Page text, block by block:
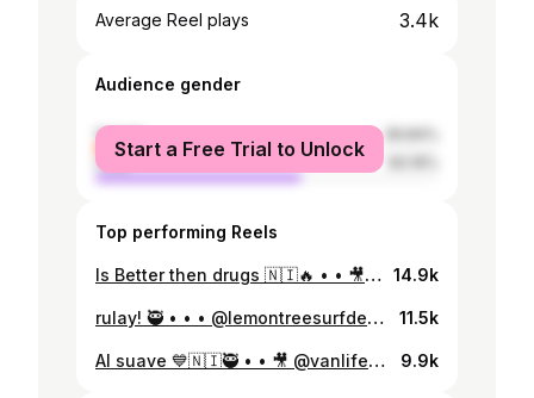
Average Reel plays 3.4k
Audience gender
female
male
Start a Free Trial to Unlock
Top performing Reels
Is Better then drugs 🇳🇮🔥 • • 🎥 @jersson_barboza_photos • • #nicaragua #surfing #paradise #memories #surf #surfline #waves #swell #beach #barrel 14.9k
rulay! 🥷 • • • @lemontreesurfdesign 🎥 @photographernica 🎥 @nicatime • #surf #nicaragua #surfing #waves #swell #beachlife 11.5k
Al suave 💙🇳🇮🥷 • • 🎥 @vanlife_productions 🙏 • • @lemontreesurfdesign #nicaragua #surf #playacolorado #sanjuandelsur #waves #swell #surfline @badbunnypr #unveranosinti # 9.9k